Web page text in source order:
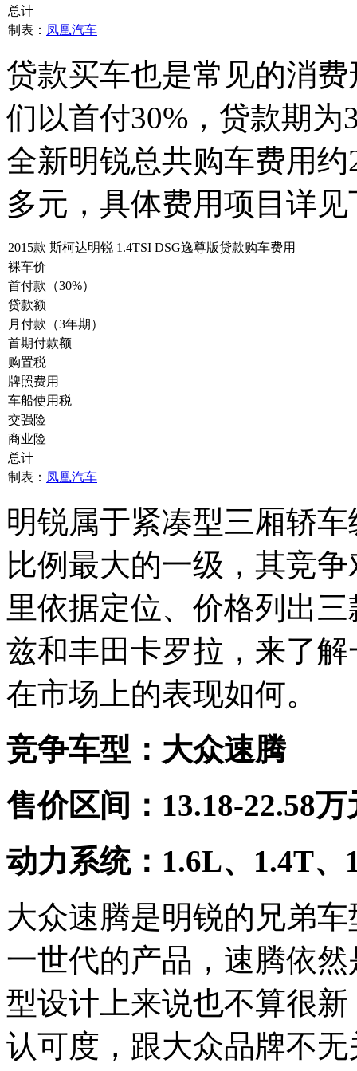
总计
制表： 凤凰汽车
贷款买车也是常见的消
们以首付30%，贷款期
全新明锐总共购车费用
多元，具体费用项目详
2015款 斯柯达明锐 1.4TSI DSG逸尊版贷款购车费用
裸车价
首付款（30%）
贷款额
月付款（3年期）
首期付款额
购置税
牌照费用
车船使用税
交强险
商业险
总计
制表： 凤凰汽车
明锐属于紧凑型三厢轿
比例最大的一级，其竞
里依据定位、价格列出
兹和丰田卡罗拉，来了
在市场上的表现如何。
竞争车型：大众速腾
售价区间：13.18-22.58万
动力系统：1.6L、1.4T、
大众速腾是明锐的兄弟
一世代的产品，速腾依
型设计上来说也不算很
认可度，跟大众品牌不